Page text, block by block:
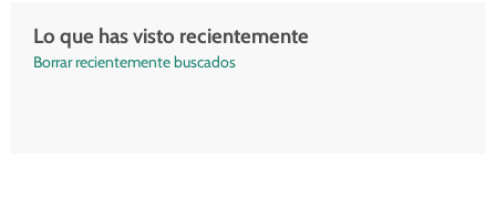
Lo que has visto recientemente
Borrar recientemente buscados